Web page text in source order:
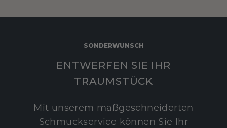
SONDERWUNSCH
ENTWERFEN SIE IHR
TRAUMSTÜCK
Mit unserem maßgeschneiderten
Schmuckservice können Sie Ihr